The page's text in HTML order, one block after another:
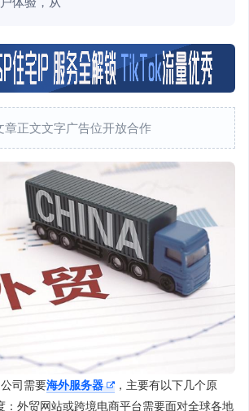
章正文文字广告位开放合作
司需要海外服务器
，主要有以下几个原
：外贸网站或跨境电商平台需要面对全球各地